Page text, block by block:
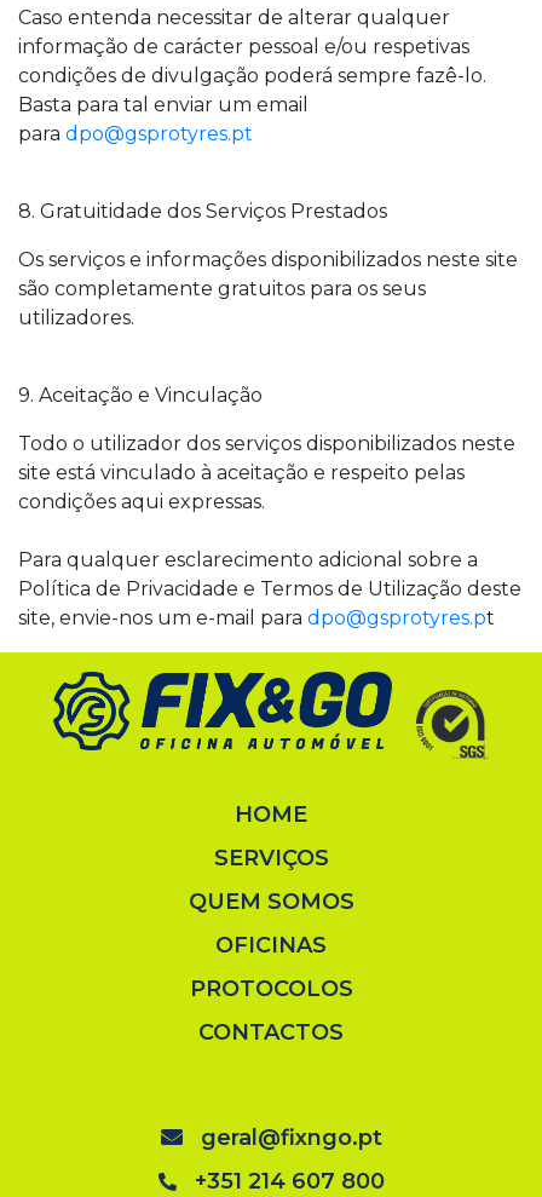
Caso entenda necessitar de alterar qualquer
informação de carácter pessoal e/ou respetivas
condições de divulgação poderá sempre fazê-lo.
Basta para tal enviar um email
para dpo@gsprotyres.pt
8. Gratuitidade dos Serviços Prestados
Os serviços e informações disponibilizados neste site
são completamente gratuitos para os seus
utilizadores.
9. Aceitação e Vinculação
Todo o utilizador dos serviços disponibilizados neste
site está vinculado à aceitação e respeito pelas
condições aqui expressas.
Para qualquer esclarecimento adicional sobre a
Política de Privacidade e Termos de Utilização deste
site, envie-nos um e-mail para dpo@gsprotyres.pt
HOME
SERVIÇOS
QUEM SOMOS
OFICINAS
PROTOCOLOS
CONTACTOS
geral@fixngo.pt
+351 214 607 800